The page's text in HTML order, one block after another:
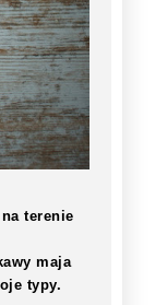
terenie
maja
typy.